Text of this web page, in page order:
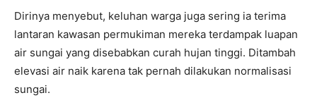
Dirinya menyebut, keluhan warga juga sering ia terima
lantaran kawasan permukiman mereka terdampak luapan
air sungai yang disebabkan curah hujan tinggi. Ditambah
elevasi air naik karena tak pernah dilakukan normalisasi
sungai.